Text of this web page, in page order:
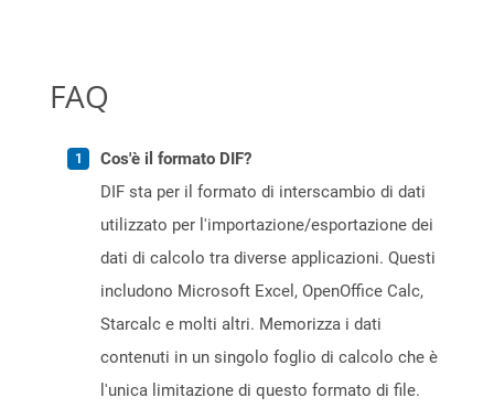
FAQ
Cos'è il formato DIF?
DIF sta per il formato di interscambio di dati
utilizzato per l'importazione/esportazione dei
dati di calcolo tra diverse applicazioni. Questi
includono Microsoft Excel, OpenOffice Calc,
Starcalc e molti altri. Memorizza i dati
contenuti in un singolo foglio di calcolo che è
l'unica limitazione di questo formato di file.